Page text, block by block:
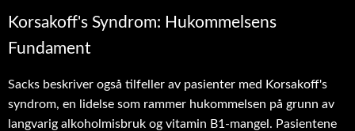
Korsakoff's Syndrom: Hukommelsens
Fundament
Sacks beskriver også tilfeller av pasienter med Korsakoff's
syndrom, en lidelse som rammer hukommelsen på grunn av
langvarig alkoholmisbruk og vitamin B1-mangel. Pasientene